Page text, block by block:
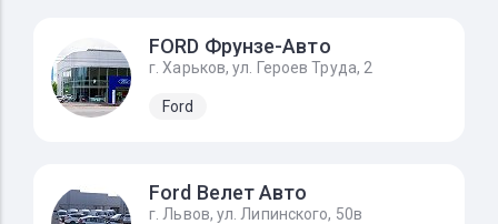
FORD Фрунзе-Авто
г. Харьков, ул. Героев Труда, 2
Ford
Ford Велет Авто
г. Львов, ул. Липинского, 50в